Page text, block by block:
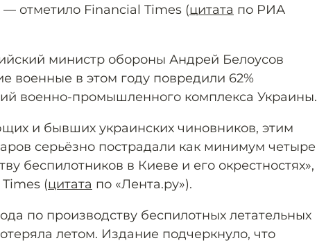
отметило Financial Times (цитата по РИА
министр обороны Андрей Белоусов
военные в этом году повредили 62%
военно-промышленного комплекса Украины.
и бывших украинских чиновников, этим
серьёзно пострадали как минимум четыре
беспилотников в Киеве и его окрестностях»,
(цитата по «Лента.ру»).
по производству беспилотных летательных
летом. Издание подчеркнуло, что